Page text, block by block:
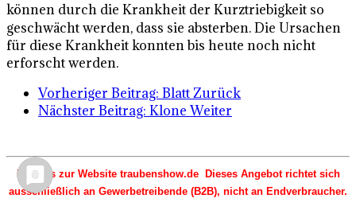
können durch die Krankheit der Kurztriebigkeit so
geschwächt werden, dass sie absterben. Die Ursachen
für diese Krankheit konnten bis heute noch nicht
erforscht werden.
Vorheriger Beitrag: BlattZurück
Nächster Beitrag: KloneWeiter
Hinweis zur Website traubenshow.de Dieses Angebot richtet sich
ausschließlich an Gewerbetreibende (B2B), nicht an Endverbraucher.